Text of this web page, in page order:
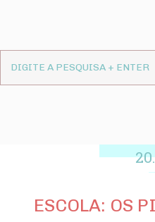
ESCOLA: OS